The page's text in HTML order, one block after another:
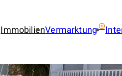
ImmobilienVermarktung
Gewerbe